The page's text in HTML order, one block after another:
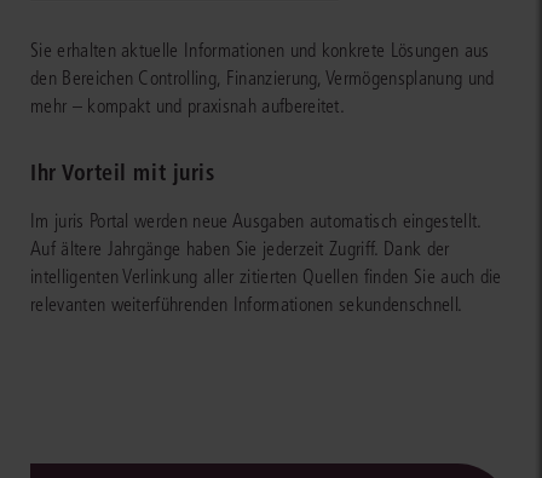
Sie erhalten aktuelle Informationen und konkrete Lösungen aus
den Bereichen Controlling, Finanzierung, Vermögensplanung und
mehr – kompakt und praxisnah aufbereitet.
Ihr Vorteil mit juris
Im juris Portal werden neue Ausgaben automatisch eingestellt.
Auf ältere Jahrgänge haben Sie jederzeit Zugriff. Dank der
intelligenten Verlinkung aller zitierten Quellen finden Sie auch die
relevanten weiterführenden Informationen sekundenschnell.